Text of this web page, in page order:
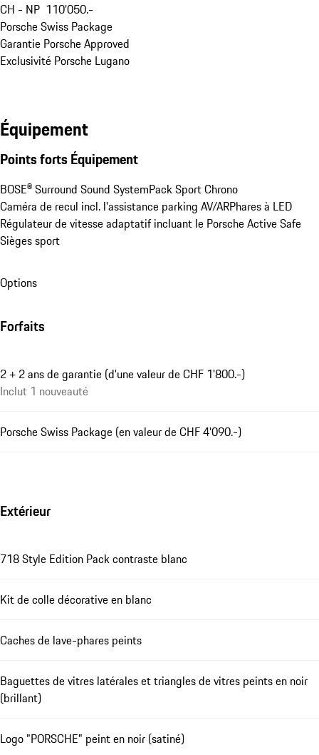
CH - NP  110’050.-
Porsche Swiss Package
Garantie Porsche Approved
Exclusivité Porsche Lugano
Équipement
Points forts Équipement
BOSE® Surround Sound SystemPack Sport Chrono
Caméra de recul incl. l'assistance parking AV/ARPhares à LED
Régulateur de vitesse adaptatif incluant le Porsche Active Safe
Sièges sport
Options
Forfaits
2 + 2 ans de garantie (d'une valeur de CHF 1'800.-)
Inclut 1 nouveauté
Porsche Swiss Package (en valeur de CHF 4'090.-)
Extérieur
718 Style Edition Pack contraste blanc
Kit de colle décorative en blanc
Caches de lave-phares peints
Baguettes de vitres latérales et triangles de vitres peints en noir
(brillant)
Logo "PORSCHE" peint en noir (satiné)